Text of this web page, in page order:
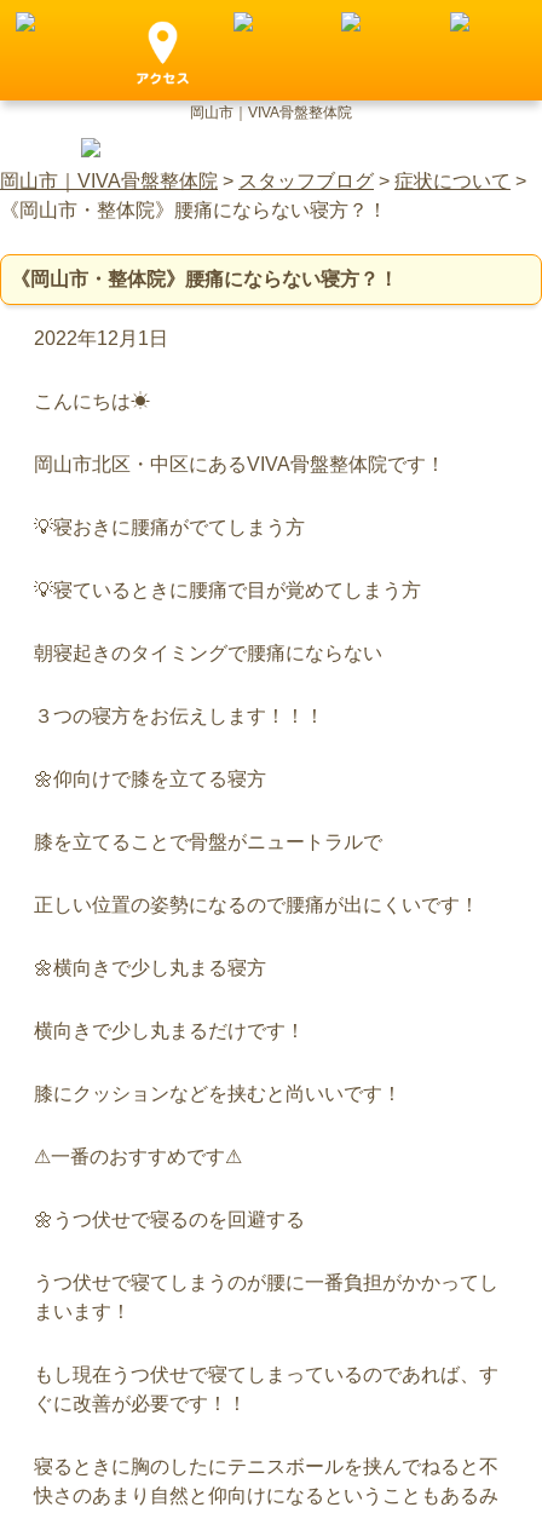
岡山市｜VIVA骨盤整体院
岡山市｜VIVA骨盤整体院 > スタッフブログ > 症状について >
《岡山市・整体院》腰痛にならない寝方？！
《岡山市・整体院》腰痛にならない寝方？！
2022年12月1日
こんにちは☀︎
岡山市北区・中区にあるVIVA骨盤整体院です！
💡寝おきに腰痛がでてしまう方
💡寝ているときに腰痛で目が覚めてしまう方
朝寝起きのタイミングで腰痛にならない
３つの寝方をお伝えします！！！
🌼仰向けで膝を立てる寝方
膝を立てることで骨盤がニュートラルで
正しい位置の姿勢になるので腰痛が出にくいです！
🌼横向きで少し丸まる寝方
横向きで少し丸まるだけです！
膝にクッションなどを挟むと尚いいです！
⚠︎一番のおすすめです⚠︎
🌼 うつ伏せで寝るのを回避する
うつ伏せで寝てしまうのが腰に一番負担がかかってし
まいます！
もし現在うつ伏せで寝てしまっているのであれば、す
ぐに改善が必要です！！
寝るときに胸のしたにテニスボールを挟んでねると不
快さのあまり自然と仰向けになるということもあるみ